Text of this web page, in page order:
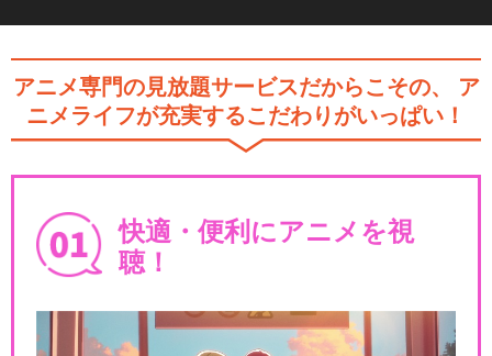
アニメ専門の見放題サービスだからこその、
ア
ニメライフが充実するこだわりがいっぱい！
快適・便利にアニメを視
聴！